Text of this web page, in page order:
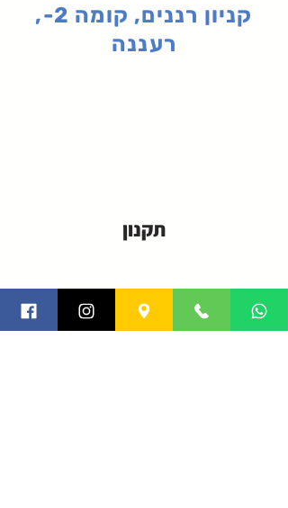
קניון רננים, קומה 2-,
רעננה
תקנון